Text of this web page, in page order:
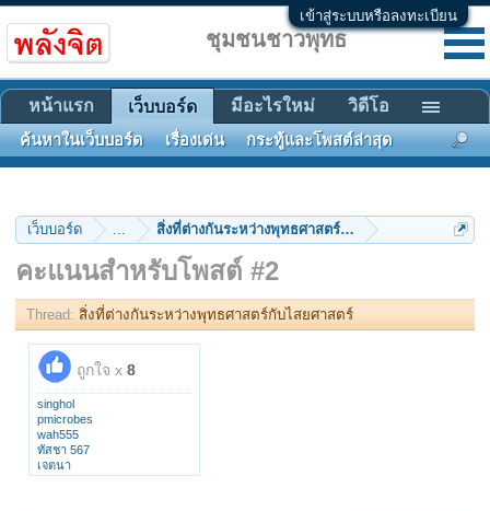
เข้าสู่ระบบหรือลงทะเบียน
เว็บบอร์ด ... สิ่งที่ต่างกันระหว่างพุทธศาสตร์กับไสยศาสตร์
คะแนนสำหรับโพสต์ #2
Thread: สิ่งที่ต่างกันระหว่างพุทธศาสตร์กับไสยศาสตร์
ถูกใจ x 8
singhol
pmicrobes
wah555
ทัสชา 567
เจตนา
ramaniyo
ชุมชนชาวพุทธ
หน้าแรก เว็บบอร์ด
ค้นหาในเว็บบอร์ด เรื่องเด่น กระทู้และโพสต์ล่าสุด
มีอะไรใหม่ วิดีโอ